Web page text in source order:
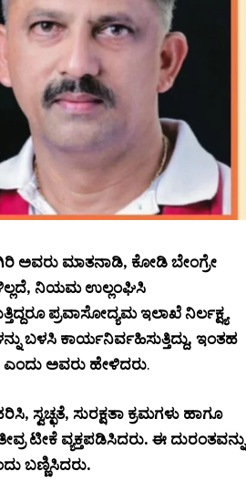
ಅವರು ಮಾತನಾಡಿ, ಕೋಡಿ ಬೇಂಗ್ರೇ
ನಿಯಮ ಉಲ್ಲಂಘಿಸಿ
ಪ್ರವಾಸೋದ್ಯಮ ಇಲಾಖೆ ನಿರ್ಲಕ್ಷ್ಯ
ಬಳಸಿ ಕಾರ್ಯನಿರ್ವಹಿಸುತ್ತಿದ್ದು, ಇಂತಹ
ಎಂದು ಅವರು ಹೇಳಿದರು.
ಸ್ವಚ್ಛತೆ, ಸುರಕ್ಷತಾ ಕ್ರಮಗಳು ಹಾಗೂ
ಟೀಕೆ ವ್ಯಕ್ತಪಡಿಸಿದರು. ಈ ದುರಂತವನ್ನು
ಬಣ್ಣಿಸಿದರು.